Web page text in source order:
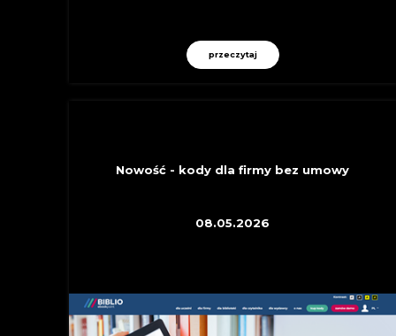
przeczytaj
Nowość - kody dla firmy bez umowy
08.05.2026